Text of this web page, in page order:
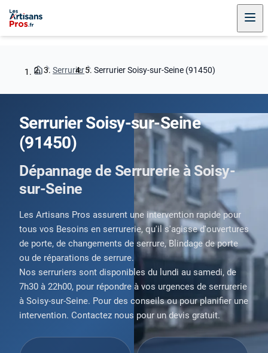
Serrurier Serrurier Soisy-sur-Seine (91450)
Serrurier Soisy-sur-Seine
(91450)
Dépannage de Serrurerie à Soisy-
sur-Seine
Les Artisans Pros assurent une intervention rapide pour
tous vos Besoins en serrurerie, qu'il s'agisse d'ouvertures
de porte, de changements de serrure, Blindage de porte
ou de réparations de serrure.
Nos serruriers sont disponibles du lundi au samedi, de
7h30 à 22h00, pour répondre à vos urgences de serrurerie
à Soisy-sur-Seine. Pour des conseils ou pour planifier une
intervention. Contactez nous pour un devis gratuit.